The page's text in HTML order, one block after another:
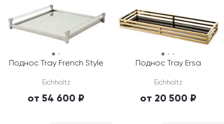
Поднос Tray French Style
Eichholtz
от 54 600 ₽
Поднос Tray Ersa
Eichholtz
от 20 500 ₽